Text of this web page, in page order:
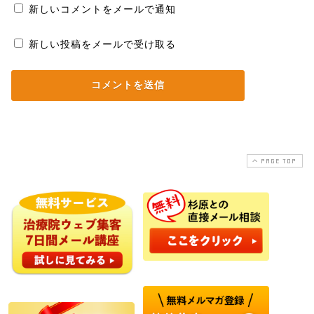
新しいコメントをメールで通知
新しい投稿をメールで受け取る
PAGE TOP